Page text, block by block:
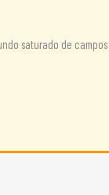
saturado de